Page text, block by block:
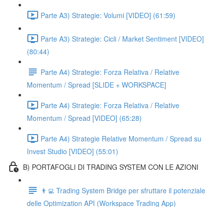
Parte A3) Strategie: Volumi [VIDEO] (61:59)
Parte A3) Strategie: Cicli / Market Sentiment [VIDEO]
(80:44)
Parte A4) Strategie: Forza Relativa / Relative
Momentum / Spread [SLIDE + WORKSPACE]
Parte A4) Strategie: Forza Relativa / Relative
Momentum / Spread [VIDEO] (65:28)
Parte A4) Strategie Relative Momentum / Spread su
Invest Studio [VIDEO] (55:01)
B) PORTAFOGLI DI TRADING SYSTEM CON LE AZIONI
👨‍💻 Trading System Bridge per sfruttare il potenziale
delle Optimization API (Workspace Trading App)